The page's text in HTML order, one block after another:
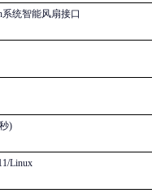
统智能风扇接口
)
Linux